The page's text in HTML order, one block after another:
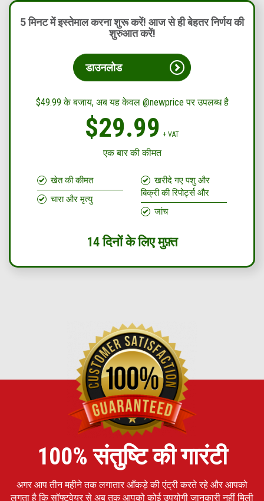
5 मिनट में इस्तेमाल करना शुरू करें! आज से ही बेहतर निर्णय की
शुरुआत करें!
डाउनलोड
$49.99 के बजाय, अब यह केवल @newprice पर उपलब्ध है
$29.99 + VAT
एक बार की कीमत
खेत की कीमत
चारा और मृत्यु
खरीदे गए पशु और
बिक्री की रिपोर्ट्स और
जांच
14 दिनों के लिए मुफ़्त
100% संतुष्टि की गारंटी
अगर आप तीन महीने तक लगातार आँकड़े की एंट्री करते रहे और आपको
लगता है कि सॉफ्टवेयर से अब तक आपको कोई उपयोगी जानकारी नहीं मिली